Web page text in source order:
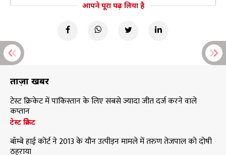
आपने पूरा पढ़ लिया है
ताज़ा खबरें
टेस्ट क्रिकेट में पाकिस्तान के लिए सबसे ज्यादा जीत दर्ज करने वाले
कप्तान
टेस्ट क्रिकेट
बॉम्बे हाई कोर्ट ने 2013 के यौन उत्पीड़न मामले में तरुण तेजपाल को दोषी
ठहराया